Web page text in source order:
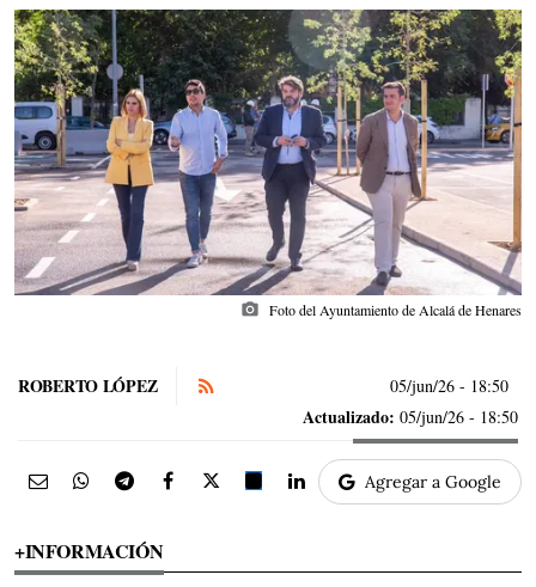
photo_camera Foto del Ayuntamiento de Alcalá de Henares
ROBERTO LÓPEZ 05/jun/26 - 18:50
Actualizado: 05/jun/26 - 18:50
Agregar a Google
+INFORMACIÓN